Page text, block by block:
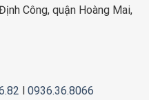
Công, quận Hoàng Mai,
l 0936.36.8066